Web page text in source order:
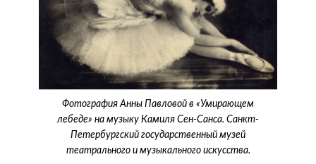
Фотография Анны Павловой в «Умирающем
лебеде» на музыку Камиля Сен-Санса. Санкт-
Петербургский государственный музей
театрального и музыкального искусства.